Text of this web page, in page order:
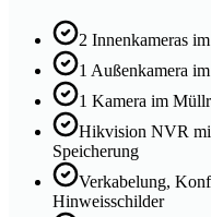
2 Innenkameras
1 Außenkamera
1 Kamera im
Hikvision NVR
Speicherung
Verkabelung,
Hinweisschilder